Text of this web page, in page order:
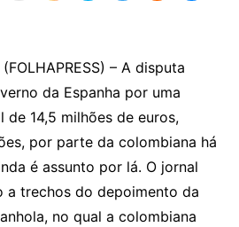
(FOLHAPRESS) – A disputa
da Espanha por uma
de 14,5 milhões de euros,
por parte da colombiana há
é assunto por lá. O jornal
a trechos do depoimento da
no qual a colombiana